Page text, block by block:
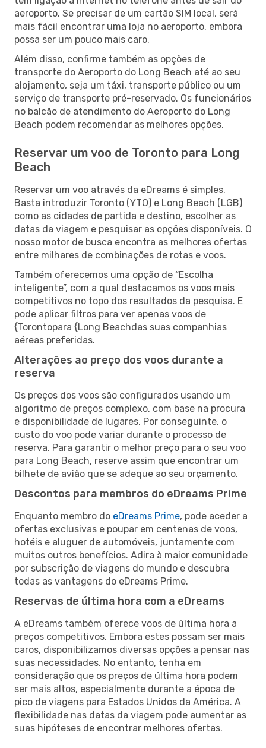
aeroporto. Se precisar de um cartão SIM local, será
mais fácil encontrar uma loja no aeroporto, embora
possa ser um pouco mais caro.
Além disso, confirme também as opções de
transporte do Aeroporto do Long Beach até ao seu
alojamento, seja um táxi, transporte público ou um
serviço de transporte pré-reservado. Os funcionários
no balcão de atendimento do Aeroporto do Long
Beach podem recomendar as melhores opções.
Reservar um voo de Toronto para Long
Beach
Reservar um voo através da eDreams é simples.
Basta introduzir Toronto (YTO) e Long Beach (LGB)
como as cidades de partida e destino, escolher as
datas da viagem e pesquisar as opções disponíveis. O
nosso motor de busca encontra as melhores ofertas
entre milhares de combinações de rotas e voos.
Também oferecemos uma opção de “Escolha
inteligente”, com a qual destacamos os voos mais
competitivos no topo dos resultados da pesquisa. E
pode aplicar filtros para ver apenas voos de
{Torontopara {Long Beachdas suas companhias
aéreas preferidas.
Alterações ao preço dos voos durante a
reserva
Os preços dos voos são configurados usando um
algoritmo de preços complexo, com base na procura
e disponibilidade de lugares. Por conseguinte, o
custo do voo pode variar durante o processo de
reserva. Para garantir o melhor preço para o seu voo
para Long Beach, reserve assim que encontrar um
bilhete de avião que se adeque ao seu orçamento.
Descontos para membros do eDreams Prime
Enquanto membro do eDreams Prime, pode aceder a
ofertas exclusivas e poupar em centenas de voos,
hotéis e aluguer de automóveis, juntamente com
muitos outros benefícios. Adira à maior comunidade
por subscrição de viagens do mundo e descubra
todas as vantagens do eDreams Prime.
Reservas de última hora com a eDreams
A eDreams também oferece voos de última hora a
preços competitivos. Embora estes possam ser mais
caros, disponibilizamos diversas opções a pensar nas
suas necessidades. No entanto, tenha em
consideração que os preços de última hora podem
ser mais altos, especialmente durante a época de
pico de viagens para Estados Unidos da América. A
flexibilidade nas datas da viagem pode aumentar as
suas hipóteses de encontrar melhores ofertas.